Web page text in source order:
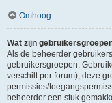
Omhoog
Wat zijn
Als de beheerder
gebruikersgroepen.
verschilt per forum), deze
permissies/
beheerder een stuk